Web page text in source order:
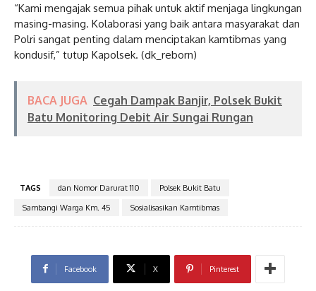
“Kami mengajak semua pihak untuk aktif menjaga lingkungan
masing-masing. Kolaborasi yang baik antara masyarakat dan
Polri sangat penting dalam menciptakan kamtibmas yang
kondusif,” tutup Kapolsek. (dk_reborn)
BACA JUGA Cegah Dampak Banjir, Polsek Bukit
Batu Monitoring Debit Air Sungai Rungan
TAGS dan Nomor Darurat 110
Polsek Bukit Batu
Sambangi Warga Km. 45
Sosialisasikan Kamtibmas
Facebook X Pinterest